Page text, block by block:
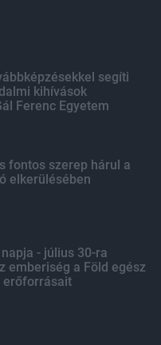
segíti
kihívások
Ferenc Egyetem
fontos szerep hárul a
elkerülésében
- július 30-ra
emberiség a Föld egész
erőforrásait